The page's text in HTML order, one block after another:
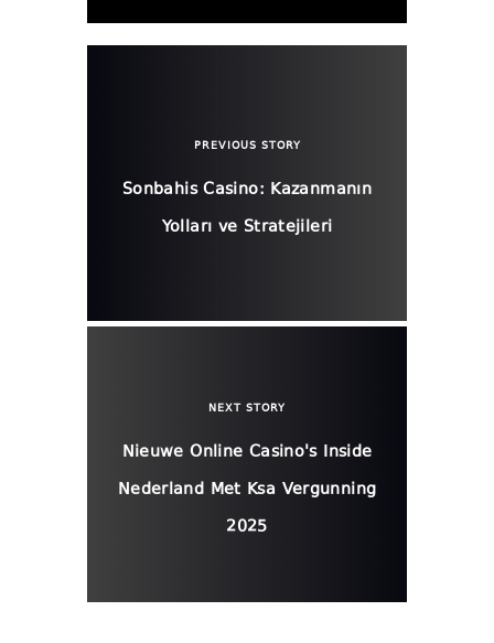
PREVIOUS STORY
Sonbahis Casino: Kazanmanın
Yolları ve Stratejileri
NEXT STORY
Nieuwe Online Casino's Inside
Nederland Met Ksa Vergunning
2025